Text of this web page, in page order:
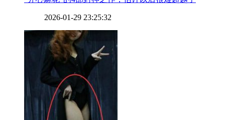
2026-01-29 23:25:32